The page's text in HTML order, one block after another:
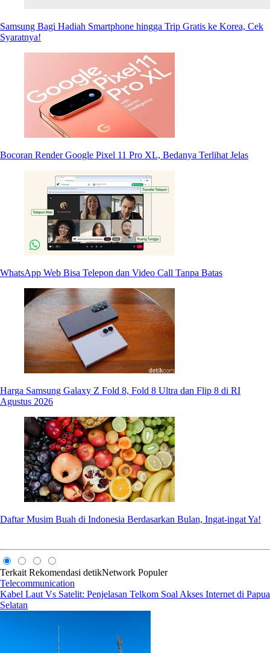
Samsung Bagi Hadiah Smartphone hingga Trip Gratis ke Korea, Cek
Syaratnya!
Bocoran Render Google Pixel 11 Pro XL, Bedanya Terlihat Jelas
WhatsApp Web Bisa Telepon dan Video Call Tanpa Batas
Harga Samsung Galaxy Z Fold 8, Fold 8 Ultra dan Flip 8 di RI
Agustus 2026
Daftar Musim Buah di Indonesia Berdasarkan Bulan, Ingat-ingat Ya!
Terkait Rekomendasi detikNetwork Populer
Telecommunication
Kabel Laut Vs Satelit: Penjelasan Telkom Soal Akses Internet di Papua
Selatan